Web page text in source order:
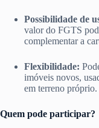
Possibilidade de
valor do FGTS
complementar a
Flexibilidade:
imóveis novos,
em terreno próprio.
Quem pode participar?